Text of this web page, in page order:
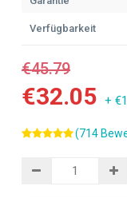
Verfügbarkeit
€45.79
€32.05 +
(714